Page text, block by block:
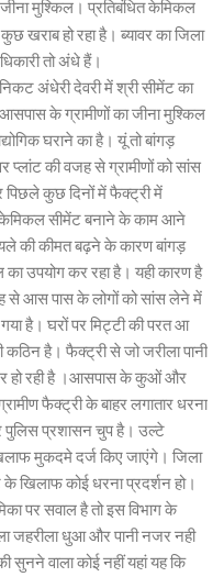
जीना मुश्किल। प्रतिबंधित केमिकल
खराब हो रहा है। ब्यावर का जिला
तो अंधे हैं।
अंधेरी देवरी में श्री सीमेंट का
के ग्रामीणों का जीना मुश्किल
घराने का है। यूं तो बांगड़
प्लांट की वजह से ग्रामीणों को सांस
पिछले कुछ दिनों में फैक्ट्री में
केमिकल सीमेंट बनाने के काम आने
की कीमत बढ़ने के कारण बांगड़
उपयोग कर रहा है। यही कारण है
से आस पास के लोगों को सांस लेने में
गया है। घरों पर मिट्टी की परत आ
कठिन है। फैक्ट्री से जो जरीला पानी
हो रही है ।आसपास के कुओं और
फैक्ट्री के बाहर लगातार धरना
पुलिस प्रशासन चुप है। उल्टे
मुकदमे दर्ज किए जाएंगे। जिला
खिलाफ कोई धरना प्रदर्शन हो।
पर सवाल है तो इस विभाग के
जहरीला धुआ और पानी नजर नही
सुनने वाला कोई नहीं यहां यह कि